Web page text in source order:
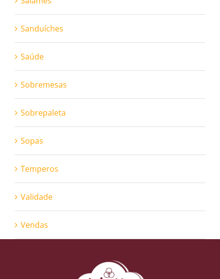
Sanduíches
Saúde
Sobremesas
Sobrepaleta
Sopas
Temperos
Validade
Vendas